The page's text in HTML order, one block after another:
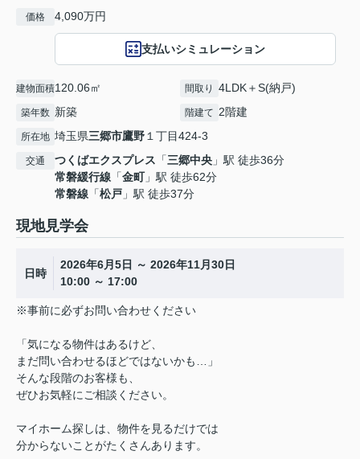
価格 4,090万円
支払いシミュレーション
建物面積120.06㎡ 間取り 4LDK＋S(納戸)
築年数 新築 階建て 2階建
所在地 埼玉県三郷市鷹野 １丁目424-3
交通 つくばエクスプレス 「三郷中央 」駅 徒歩36分
常磐緩行線 「金町」駅 徒歩62分
常磐線 「松戸 」駅 徒歩37分
現地見学会
日時
2026年6月5日 ～ 2026年11月30日
10:00 ～ 17:00
※事前に必ずお問い合わせください
「気になる物件はあるけど、
まだ問い合わせるほどではないかも…」
そんな段階のお客様も、
ぜひお気軽にご相談ください。
マイホーム探しは、物件を見るだけでは
分からないことがたくさんあります。